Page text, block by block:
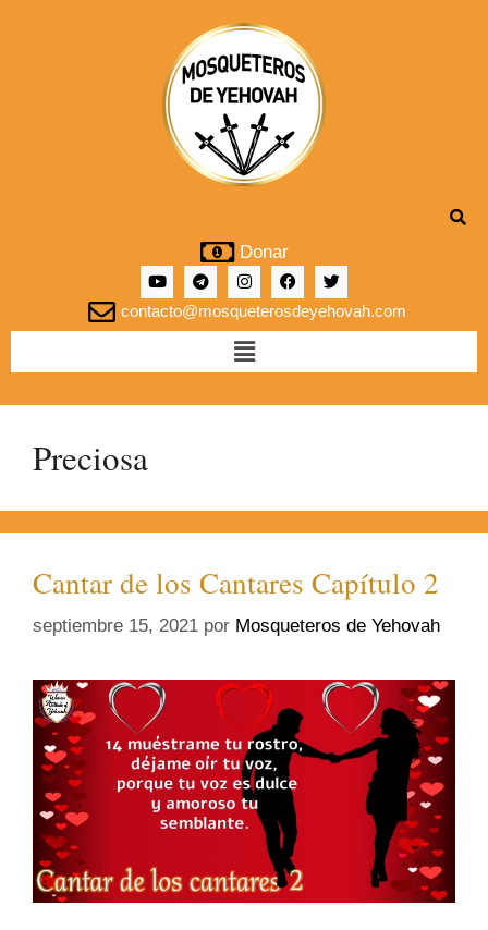
Donar
contacto@mosqueterosdeyehovah.com
Preciosa
Cantar de los Cantares Capítulo 2
septiembre 15, 2021 por Mosqueteros de Yehovah